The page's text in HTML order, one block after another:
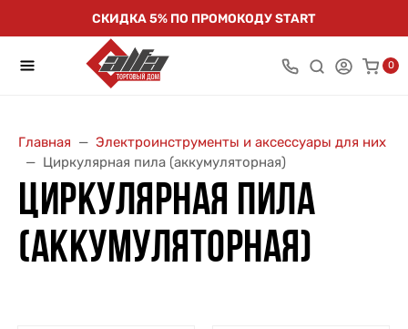
СКИДКА 5% ПО ПРОМОКОДУ START
0
Главная
Электроинструменты и аксессуары для них
Циркулярная пила (аккумуляторная)
ЦИРКУЛЯРНАЯ ПИЛА
(АККУМУЛЯТОРНАЯ)